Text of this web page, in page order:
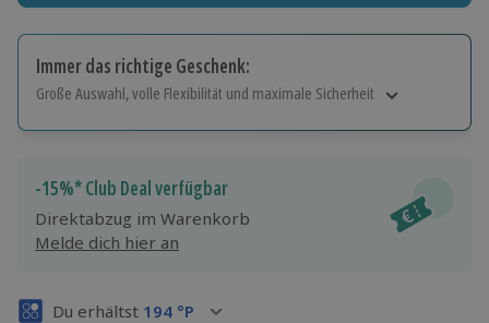
Immer das richtige Geschenk:
Große Auswahl, volle Flexibilität und maximale Sicherheit
Jeder Gutschein für alle Erlebnisse einlösbar.
Maximale Sicherheit
3 Jahre gültig & verlängerbar.
-15%* Club Deal verfügbar
Direktabzug im Warenkorb
Melde dich hier an
Du erhältst 194 °P